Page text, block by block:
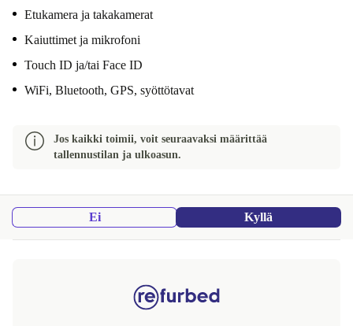
Etukamera ja takakamerat
Kaiuttimet ja mikrofoni
Touch ID ja/tai Face ID
WiFi, Bluetooth, GPS, syöttötavat
Jos kaikki toimii, voit seuraavaksi määrittää
tallennustilan ja ulkoasun.
Ei Kyllä